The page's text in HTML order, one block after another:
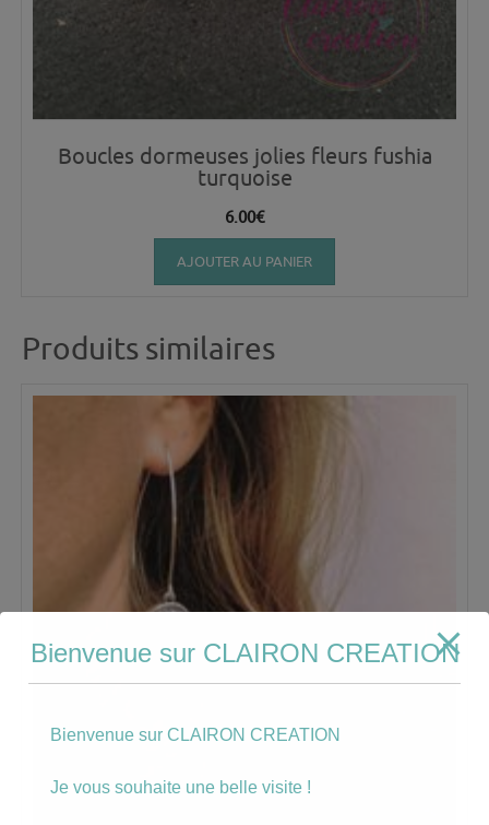
Boucles dormeuses jolies fleurs fushia
turquoise
6.00€
AJOUTER AU PANIER
Produits similaires
Bienvenue sur CLAIRON CREATION
Bienvenue sur CLAIRON CREATION
Je vous souhaite une belle visite !